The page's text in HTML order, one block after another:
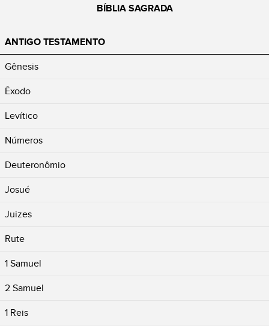
BÍBLIA SAGRADA
ANTIGO TESTAMENTO
Gênesis
Êxodo
Levítico
Números
Deuteronômio
Josué
Juizes
Rute
1 Samuel
2 Samuel
1 Reis